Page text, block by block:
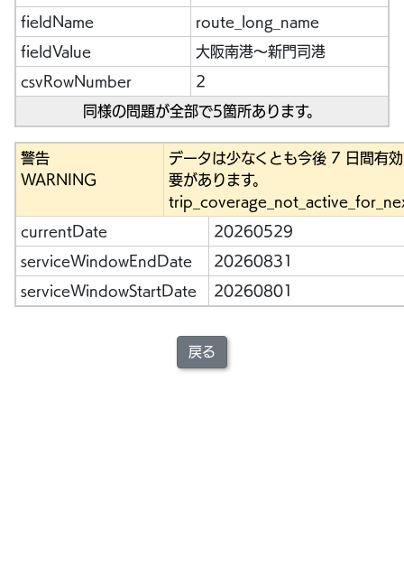
fieldName route_long_name
fieldValue 大阪南港～新門司港
csvRowNumber 2
同様の問題が全部で5箇所あります。
警告
WARNING
データは少なくとも今後 7 日間有
要があります。
currentDate 20260529
serviceWindowEndDate 20260831
serviceWindowStartDate 20260801
戻る